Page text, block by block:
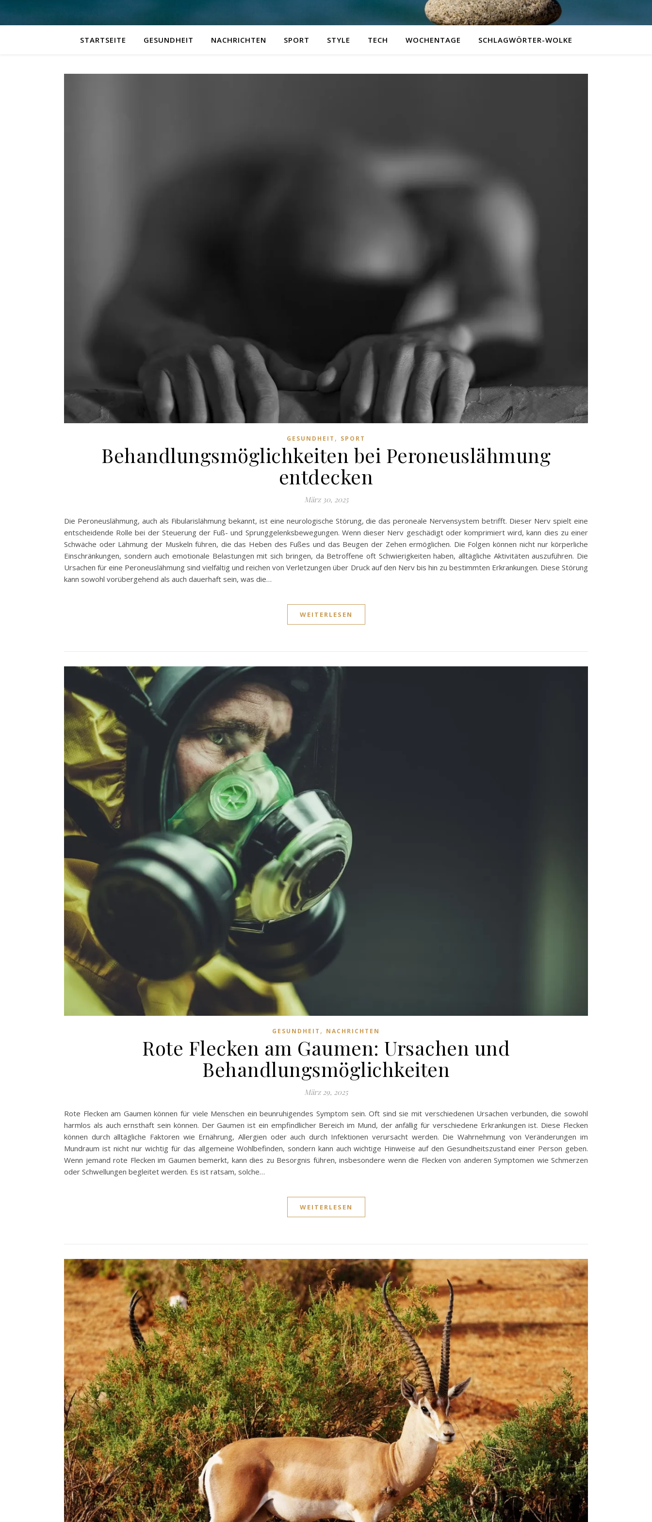
STARTSEITE GESUNDHEIT NACHRICHTEN SPORT STYLE TECH WOCHENTAGE SCHLAGWÖRTER-WOLKE
GESUNDHEIT , SPORT
Behandlungsmöglichkeiten bei Peroneuslähmung
entdecken
März 30, 2025
Die Peroneuslähmung, auch als Fibularislähmung bekannt, ist eine neurologische Störung, die das peroneale Nervensystem betrifft. Dieser Nerv spielt eine
entscheidende Rolle bei der Steuerung der Fuß- und Sprunggelenksbewegungen. Wenn dieser Nerv geschädigt oder komprimiert wird, kann dies zu einer
Schwäche oder Lähmung der Muskeln führen, die das Heben des Fußes und das Beugen der Zehen ermöglichen. Die Folgen können nicht nur körperliche
Einschränkungen, sondern auch emotionale Belastungen mit sich bringen, da Betroffene oft Schwierigkeiten haben, alltägliche Aktivitäten auszuführen. Die
Ursachen für eine Peroneuslähmung sind vielfältig und reichen von Verletzungen über Druck auf den Nerv bis hin zu bestimmten Erkrankungen. Diese Störung
kann sowohl vorübergehend als auch dauerhaft sein, was die…
WEITERLESEN
GESUNDHEIT , NACHRICHTEN
Rote Flecken am Gaumen: Ursachen und
Behandlungsmöglichkeiten
März 29, 2025
Rote Flecken am Gaumen können für viele Menschen ein beunruhigendes Symptom sein. Oft sind sie mit verschiedenen Ursachen verbunden, die sowohl
harmlos als auch ernsthaft sein können. Der Gaumen ist ein empfindlicher Bereich im Mund, der anfällig für verschiedene Erkrankungen ist. Diese Flecken
können durch alltägliche Faktoren wie Ernährung, Allergien oder auch durch Infektionen verursacht werden. Die Wahrnehmung von Veränderungen im
Mundraum ist nicht nur wichtig für das allgemeine Wohlbefinden, sondern kann auch wichtige Hinweise auf den Gesundheitszustand einer Person geben.
Wenn jemand rote Flecken im Gaumen bemerkt, kann dies zu Besorgnis führen, insbesondere wenn die Flecken von anderen Symptomen wie Schmerzen
oder Schwellungen begleitet werden. Es ist ratsam, solche…
WEITERLESEN